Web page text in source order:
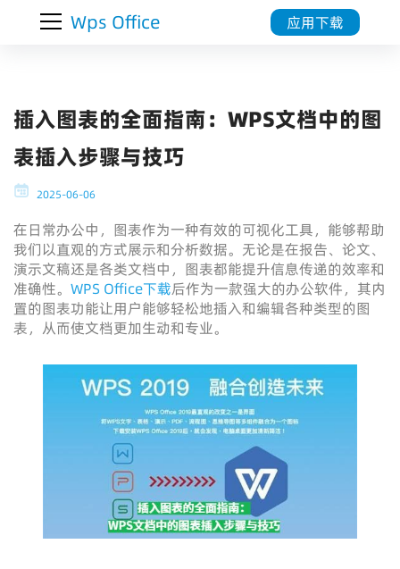
Wps Office 应用下载
插入图表的全面指南：WPS文档中的图
表插入步骤与技巧
2025-06-06
在日常办公中，图表作为一种有效的可视化工具，能够帮助
我们以直观的方式展示和分析数据。无论是在报告、论文、
演示文稿还是各类文档中，图表都能提升信息传递的效率和
准确性。 WPS Office下载后作为一款强大的办公软件，其内
置的图表功能让用户能够轻松地插入和编辑各种类型的图
表，从而使文档更加生动和专业。